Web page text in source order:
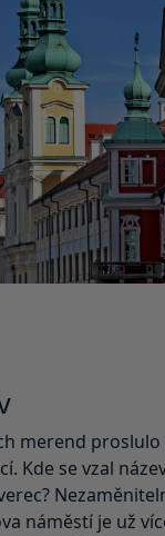
merend proslulo
Kde se vzal
náměstí je už